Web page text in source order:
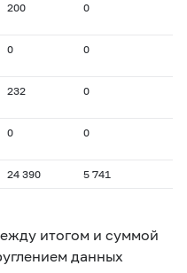
200 0
0 0
232 0
0 0
24 390 5 741
итогом и суммой
данных